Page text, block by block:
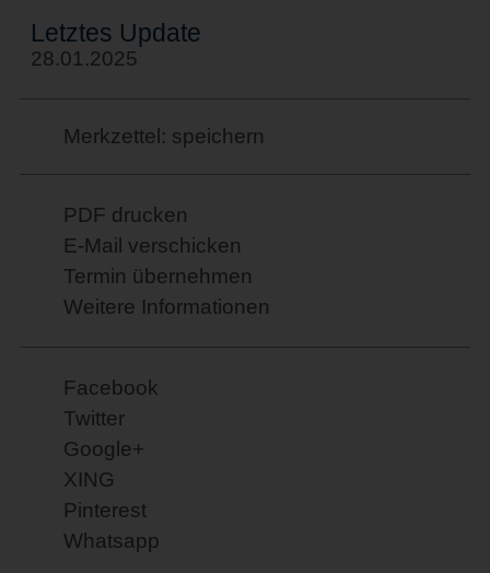
Letztes Update
28.01.2025
Merkzettel: speichern
PDF drucken
E-Mail verschicken
Termin übernehmen
Weitere Informationen
Facebook
Twitter
Google+
XING
Pinterest
Whatsapp